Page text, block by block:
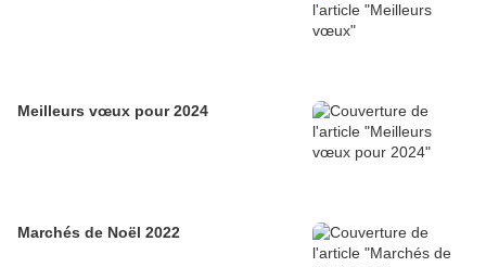
Meilleurs vœux pour 2024
Marchés de Noël 2022